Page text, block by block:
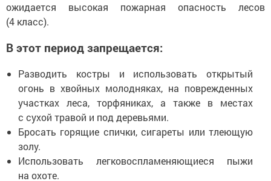
ожидается высокая пожарная опасность лесов
(4 класс).
В этот период запрещается:
Разводить костры и использовать открытый
огонь в хвойных молодняках, на поврежденных
участках леса, торфяниках, а также в местах
с сухой травой и под деревьями.
Бросать горящие спички, сигареты или тлеющую
золу.
Использовать легковоспламеняющиеся пыжи
на охоте.